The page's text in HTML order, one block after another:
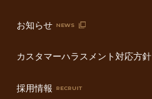
お知らせ NEWS
カスタマーハラスメント対応方針
採用情報 RECRUIT